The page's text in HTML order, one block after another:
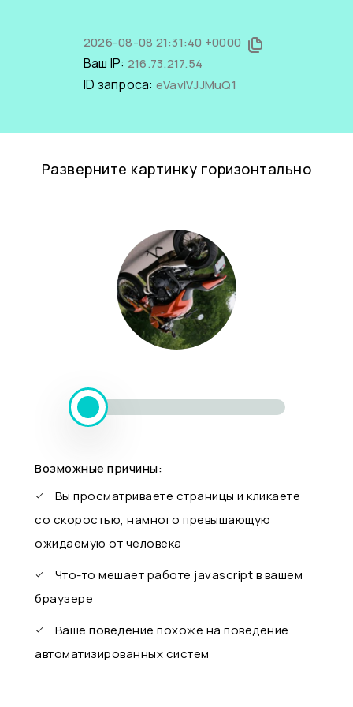
2026-08-08 21:31:40 +0000
Ваш IP: 216.73.217.54
ID запроса: eVavlVJJMuQ1
Разверните картинку горизонтально
Возможные причины:
Вы просматриваете страницы и кликаете
со скоростью, намного превышающую
ожидаемую от человека
Что-то мешает работе javascript в вашем
браузере
Ваше поведение похоже на поведение
автоматизированных систем